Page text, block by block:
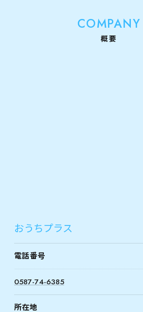
COMPANY
概要
おうちプラス
電話番号
0587-74-6385
所在地